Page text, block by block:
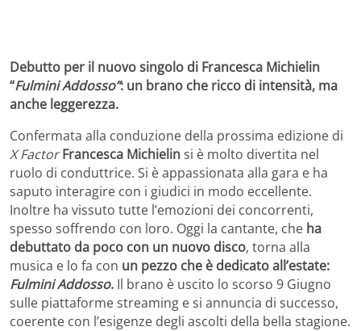
Debutto per il nuovo singolo di Francesca Michielin
“Fulmini Addosso”: un brano che ricco di intensità, ma
anche leggerezza.
Confermata alla conduzione della prossima edizione di
X Factor Francesca Michielinsi è molto divertita nel
ruolo di conduttrice. Si è appassionata alla gara e ha
saputo interagire con i giudici in modo eccellente.
Inoltre ha vissuto tutte l’emozioni dei concorrenti,
spesso soffrendo con loro. Oggi la cantante, che ha
debuttato da poco con un nuovo disco, torna alla
musica e lo fa con un pezzo che è dedicato all’estate:
Fulmini Addosso. Il brano è uscito lo scorso 9 Giugno
sulle piattaforme streaming e si annuncia di successo,
coerente con l’esigenze degli ascolti della bella stagione.